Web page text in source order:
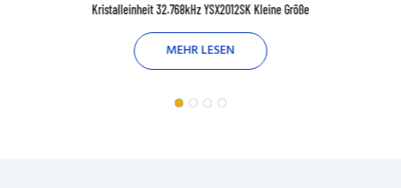
Kristalleinheit 32.768kHz YSX2012SK Kleine Größe
MEHR LESEN